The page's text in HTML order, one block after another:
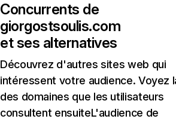
Concurrents de
giorgostsoulis.com
et ses alternatives
Découvrez d'autres sites web qui
intéressent votre audience. Voyez
des domaines que les utilisateurs
consultent ensuiteL'audience de